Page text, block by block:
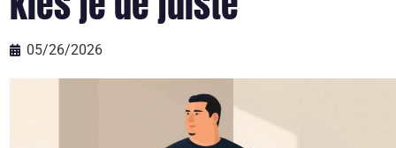
05/26/2026